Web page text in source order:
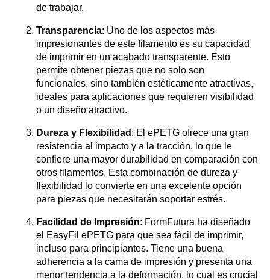
de trabajar.
Transparencia: Uno de los aspectos más
impresionantes de este filamento es su capacidad
de imprimir en un acabado transparente. Esto
permite obtener piezas que no solo son
funcionales, sino también estéticamente atractivas,
ideales para aplicaciones que requieren visibilidad
o un diseño atractivo.
Dureza y Flexibilidad : El ePETG ofrece una gran
resistencia al impacto y a la tracción, lo que le
confiere una mayor durabilidad en comparación con
otros filamentos. Esta combinación de dureza y
flexibilidad lo convierte en una excelente opción
para piezas que necesitarán soportar estrés.
Facilidad de Impresión: FormFutura ha diseñado
el EasyFil ePETG para que sea fácil de imprimir,
incluso para principiantes. Tiene una buena
adherencia a la cama de impresión y presenta una
menor tendencia a la deformación, lo cual es crucial